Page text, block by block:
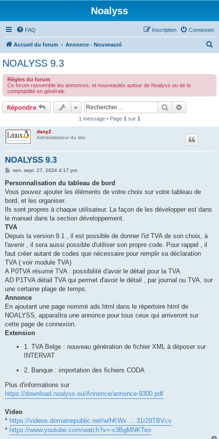
Noalyss
FAQ Connexion
Inscription
Accueil du forum Annonce - Nouveauté
h
r
NOALYSS 9.3
Règles du forum
Ce forum rassemble les annonces, et nouveautés autour de Noalyss ou de la
comptabilité en générale
Répondre Rechercher
1 message • Page 1 sur 1
dany2
Administrateur du site
NOALYSS 9.3
M
s
a
g
ven. sept. 27, 2024 4:17 pm
Personnalisation du tableau de bord
Vous pouvez ajouter les éléments de votre choix sur votre tableau de
bord, et les organiser.
Ils sont propres à chaque utilisateur. La façon de les développer est dans
le manuel dans la section développement.
TVA
Depuis la version 9.1 , il est possible de donner l'id TVA de son choix, à
l'avenir , il sera aussi possible d'utiliser son propre code. Pour rappel , il
faut créer autant de codes que nécessaire pour remplir sa déclaration
TVA ( voir module TVA)
A P0TVA résumé TVA : possibilité d'avoir le détail pour la TVA
AD P1TVA détail TVA qui permet d'avoir le détail , par journal ou TVA, sur
une certaine plage de temps.
Annonce
En ajoutant une page nommé ads.html dans le répertoire html de
NOALYSS, apparaîtra une annonce pour tous ceux qui arriveront sur
cette page de connexion.
Extension
1. TVA Belge : nouveau génération de fichier XML à déposer sur
INTERVAT
2. Banque : importation des fichiers CODA
Plus d'informations sur
https://download.noalyss.eu/Annonce/annonce-9300.pdf
Video
* https://videos.domainepublic.net/w/hKWx ... 31r29TBVcv
* https://www.youtube.com/watch?v=-x3BgMNKTeo